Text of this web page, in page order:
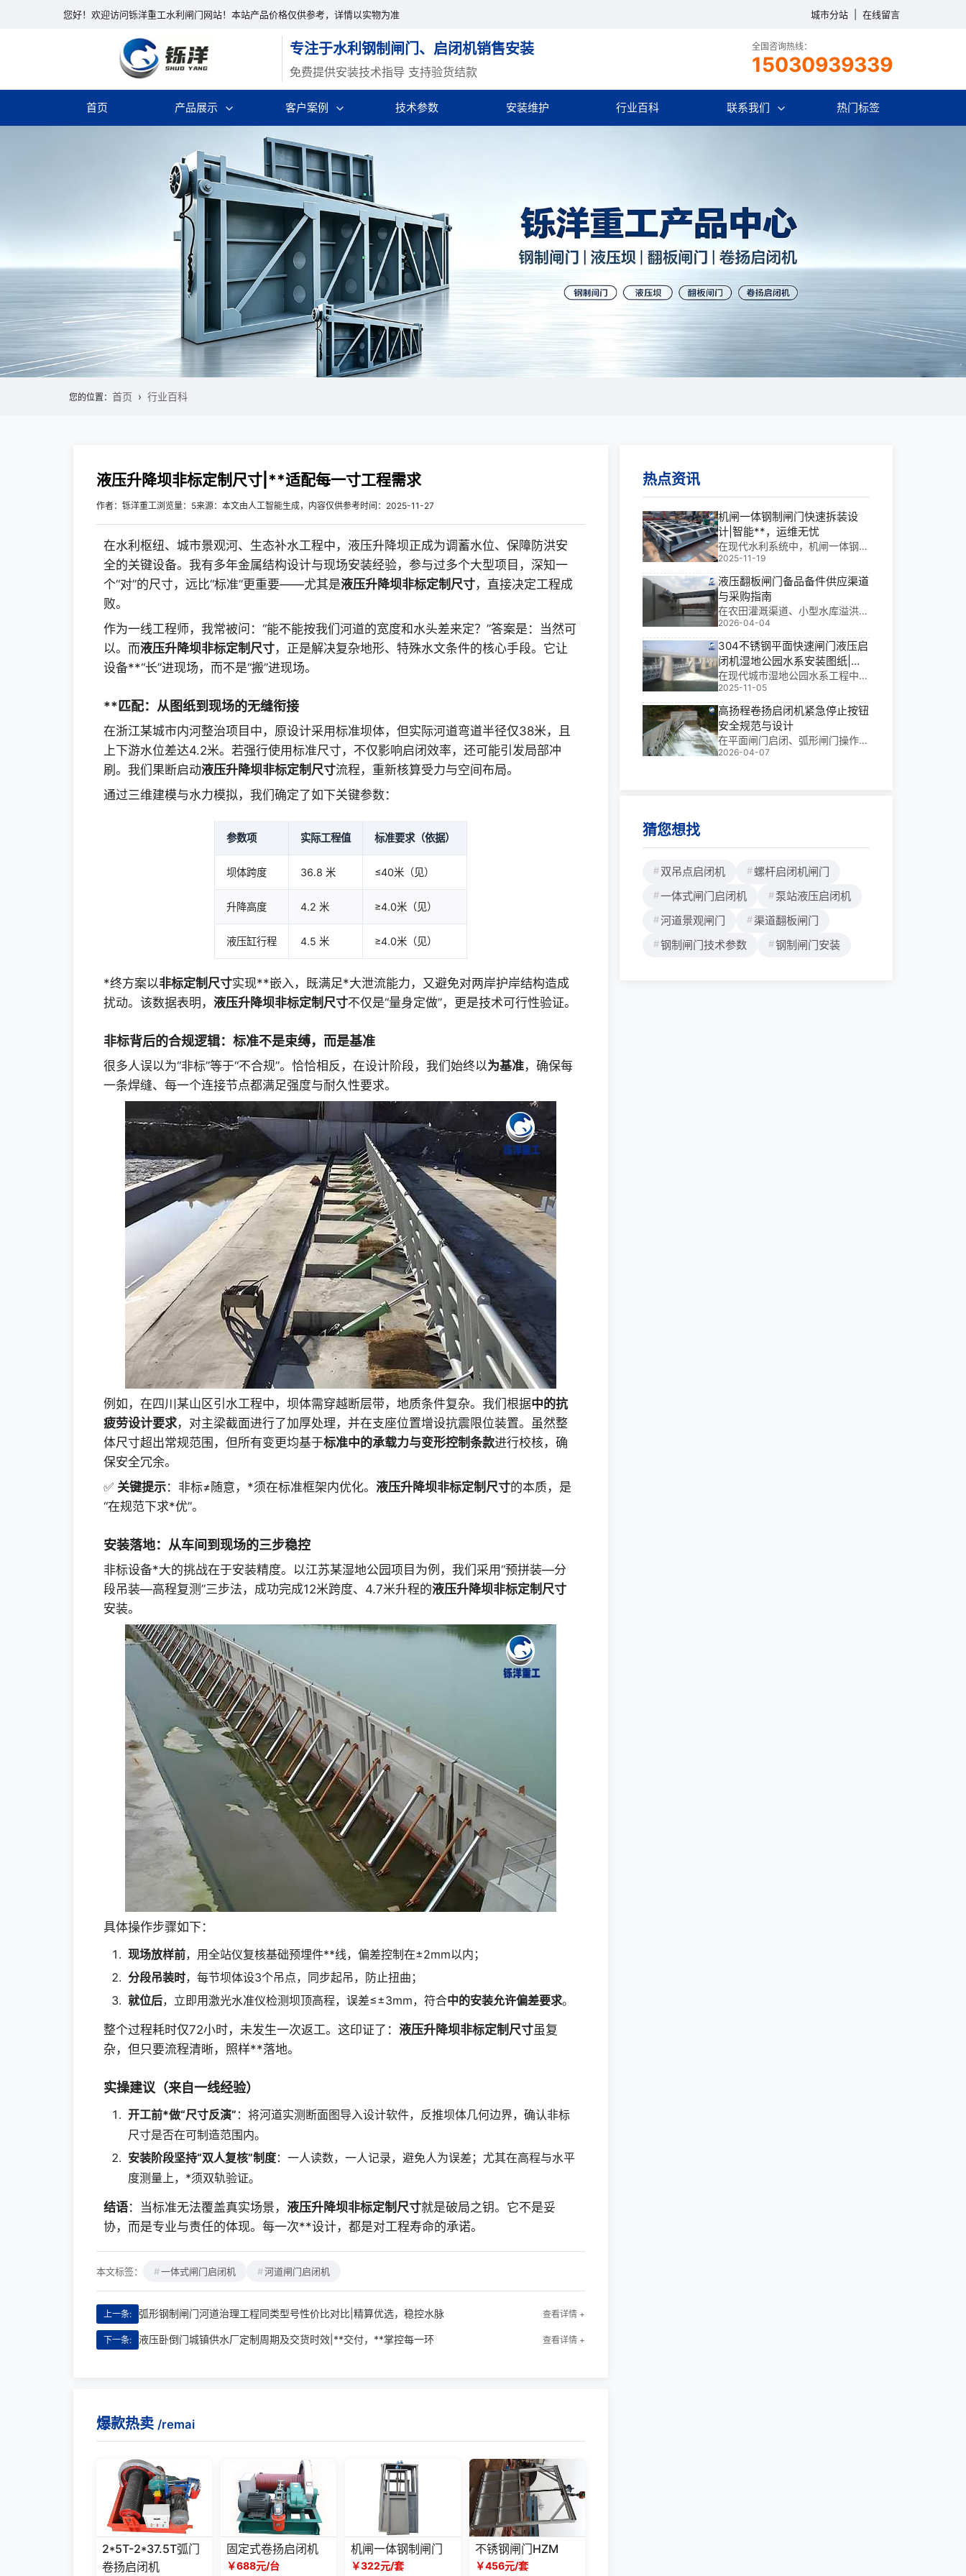
您好！欢迎访问铄洋重工水利闸门网站！本站产品价格仅供参考，详情以实物为准 城市分站 在线留言
专注于水利钢制闸门、启闭机销售安装
免费提供安装技术指导 支持验货结款
全国咨询热线：
15030939339
首页 产品展示 客户案例 技术参数 安装维护 行业百科 联系我们 热门标签
您的位置： 首页 行业百科
液压升降坝非标定制尺寸|**适配每一寸工程需求
作者：铄洋重工浏览量：5来源：本文由人工智能生成，内容仅供参考时间：2025-11-27
在水利枢纽、城市景观河、生态补水工程中，液压升降坝正成为调蓄水位、保障防洪安
全的关键设备。我有多年金属结构设计与现场安装经验，参与过多个大型项目，深知一
个“对”的尺寸，远比“标准”更重要——尤其是液压升降坝非标定制尺寸，直接决定工程成
败。
作为一线工程师，我常被问：“能不能按我们河道的宽度和水头差来定？”答案是：当然可
以。而液压升降坝非标定制尺寸，正是解决复杂地形、特殊水文条件的核心手段。它让
设备**“长”进现场，而不是“搬”进现场。
**匹配：从图纸到现场的无缝衔接
在浙江某城市内河整治项目中，原设计采用标准坝体，但实际河道弯道半径仅38米，且
上下游水位差达4.2米。若强行使用标准尺寸，不仅影响启闭效率，还可能引发局部冲
刷。我们果断启动液压升降坝非标定制尺寸流程，重新核算受力与空间布局。
通过三维建模与水力模拟，我们确定了如下关键参数：
参数项 实际工程值 标准要求（依据）
坝体跨度 36.8 米 ≤40米（见）
升降高度 4.2 米 ≥4.0米（见）
液压缸行程 4.5 米 ≥4.0米（见）
*终方案以非标定制尺寸实现**嵌入，既满足*大泄流能力，又避免对两岸护岸结构造成
扰动。该数据表明， 液压升降坝非标定制尺寸不仅是“量身定做”，更是技术可行性验证。
非标背后的合规逻辑：标准不是束缚，而是基准
很多人误以为“非标”等于“不合规”。恰恰相反，在设计阶段，我们始终以为基准，确保每
一条焊缝、每一个连接节点都满足强度与耐久性要求。
例如，在四川某山区引水工程中，坝体需穿越断层带，地质条件复杂。我们根据中的抗
疲劳设计要求，对主梁截面进行了加厚处理，并在支座位置增设抗震限位装置。虽然整
体尺寸超出常规范围，但所有变更均基于标准中的承载力与变形控制条款进行校核，确
保安全冗余。
✅ 关键提示：非标≠随意，*须在标准框架内优化。 液压升降坝非标定制尺寸的本质，是
“在规范下求*优”。
安装落地：从车间到现场的三步稳控
非标设备*大的挑战在于安装精度。以江苏某湿地公园项目为例，我们采用“预拼装—分
段吊装—高程复测”三步法，成功完成12米跨度、4.7米升程的液压升降坝非标定制尺寸
安装。
具体操作步骤如下：
现场放样前，用全站仪复核基础预埋件**线，偏差控制在±2mm以内；
分段吊装时，每节坝体设3个吊点，同步起吊，防止扭曲；
就位后，立即用激光水准仪检测坝顶高程，误差≤±3mm，符合中的安装允许偏差要求。
整个过程耗时仅72小时，未发生一次返工。这印证了： 液压升降坝非标定制尺寸虽复
杂，但只要流程清晰，照样**落地。
实操建议（来自一线经验）
开工前*做“尺寸反演” ：将河道实测断面图导入设计软件，反推坝体几何边界，确认非标
尺寸是否在可制造范围内。
安装阶段坚持“双人复核”制度：一人读数，一人记录，避免人为误差；尤其在高程与水平
度测量上，*须双轨验证。
结语：当标准无法覆盖真实场景， 液压升降坝非标定制尺寸就是破局之钥。它不是妥
协，而是专业与责任的体现。每一次**设计，都是对工程寿命的承诺。
本文标签： 一体式闸门启闭机 河道闸门启闭机
上一条: 弧形钢制闸门河道治理工程同类型号性价比对比|精算优选，稳控水脉 查看详情 +
下一条: 液压卧倒门城镇供水厂定制周期及交货时效|**交付，**掌控每一环 查看详情 +
爆款热卖 /remai
2*5T-2*37.5T弧门
卷扬启闭机
固定式卷扬启闭机
￥688元/台
机闸一体钢制闸门
￥322元/套
不锈钢闸门HZM
￥456元/套
热点资讯
机闸一体钢制闸门快速拆装设
计|智能**，运维无忧
在现代水利系统中，机闸一体钢制
闸门快速拆装设计已成为提升工程
效率的核心利器。它不仅大幅缩短
检修周期，更显著降低运维成本
——根据实际项目经验，这类闸门
单价通常在320-1500元/套之
间，具体取决于尺寸
2025-11-19
液压翻板闸门备品备件供应渠道
与采购指南
在农田灌溉渠道、小型水库溢洪
道、城市景观水系及山区河道治理
中，设备突发故障往往源于备件缺
失或选型不当。基于我多年工程经
验，本文提供的液压翻板闸门备品
备件供应渠道与采购指南，旨在解
决这一**。
2026-04-04
304不锈钢平面快速闸门液压启
闭机湿地公园水系安装图纸|智
慧守护生态命脉
在现代城市湿地公园水系工程中，
304不锈钢平面快速闸门液压启闭
机湿地公园水系安装图纸不仅是结
构设计的“蓝图”，更是保障水体调
度安全、实现智能控水的核心载
体。我参与过多个大型项目，深知
这类设备在高水
2025-11-05
高扬程卷扬启闭机紧急停止按钮
安全规范与设计
在平面闸门启闭、弧形闸门操作及
船闸闸门控制中，突发失控后果严
2026-04-07
猜您想找
双吊点启闭机
螺杆启闭机闸门
一体式闸门启闭机
泵站液压启闭机
河道景观闸门
渠道翻板闸门
钢制闸门技术参数
钢制闸门安装